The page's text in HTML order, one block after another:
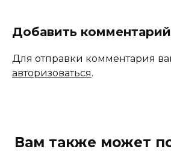
Добавить комментарий
Для отправки комментария
авторизоваться.
Вам также может